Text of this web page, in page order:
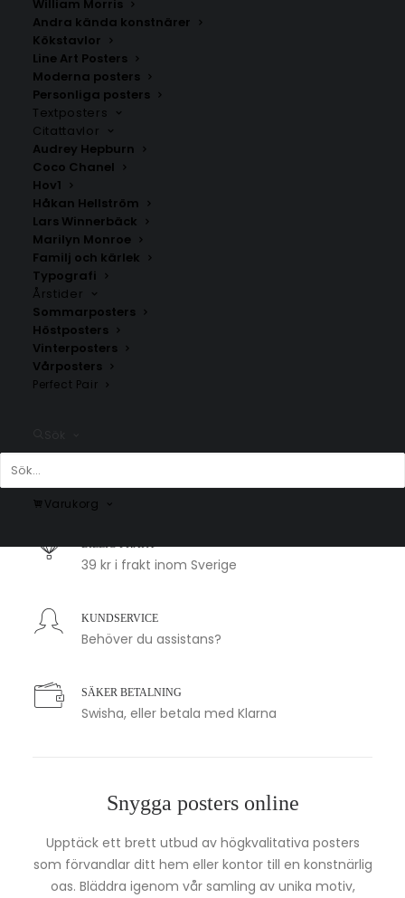
William Morris
Andra kända konstnärer
Kökstavlor
Line Art Posters
Moderna posters
Personliga posters
Textposters
Citattavlor
Audrey Hepburn
Coco Chanel
Hov1
Håkan Hellström
Lars Winnerbäck
Marilyn Monroe
Familj och kärlek
Typografi
Årstider
Sommarposters
Höstposters
Vinterposters
Vårposters
Perfect Pair
Varukorg
Östervåla
Fr. 200.00kr
Tierp
Fr.200.00
1-2 arbetsdagar
BILLIG FRAKT
39 kr i frakt inom Sverige
KUNDSERVICE
Behöver du assistans?
SÄKER BETALNING
Swisha, eller betala med Klarna
Snygga posters online
Upptäck ett brett utbud av högkvalitativa posters
som förvandlar ditt hem eller kontor till en konstnärlig
oas. Bläddra igenom vår samling av unika motiv,